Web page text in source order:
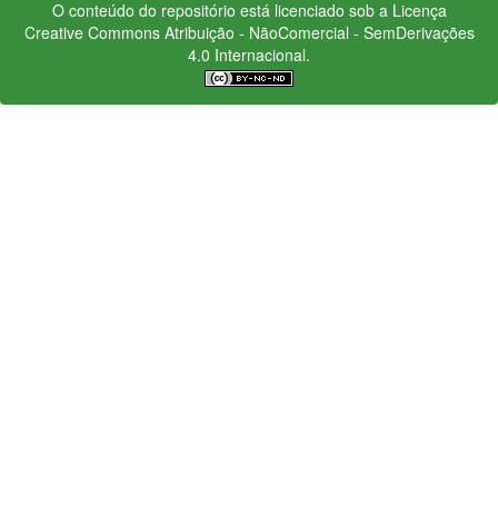
O conteúdo do repositório está licenciado sob a Licença
Creative CommonsAtribuição - NãoComercial - SemDerivações
4.0 Internacional.